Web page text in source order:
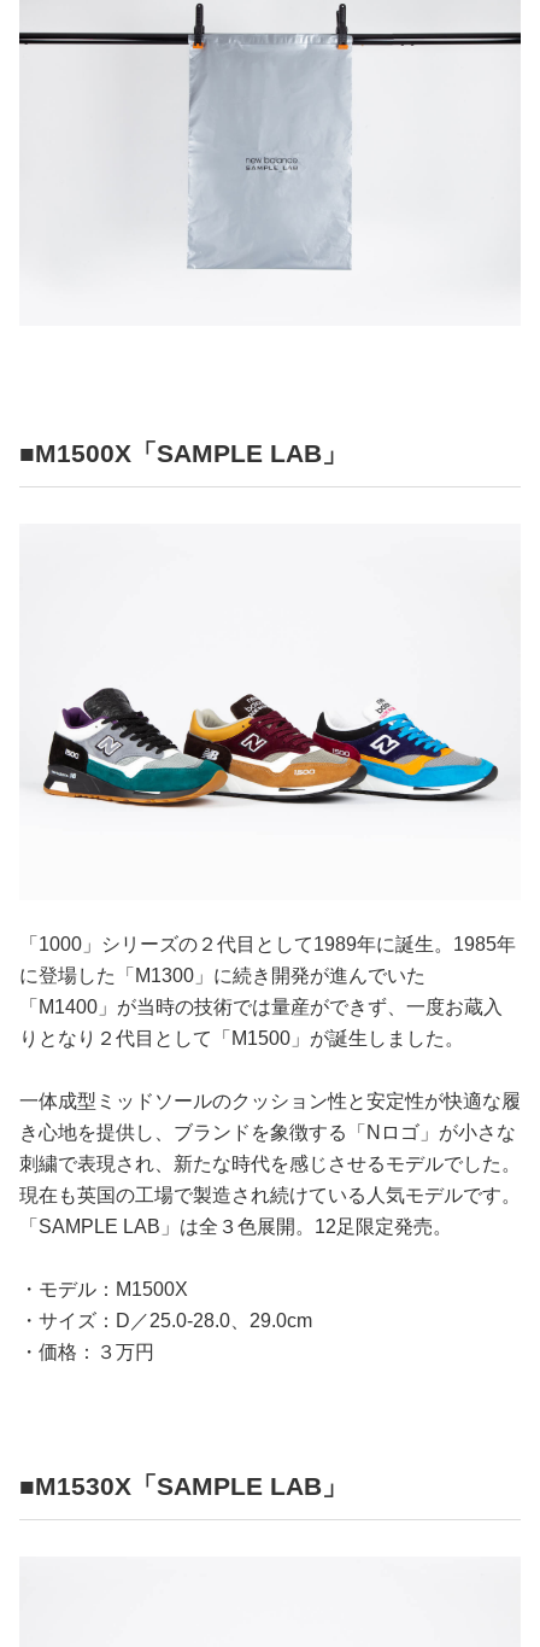
■M1500X「SAMPLE LAB」
「1000」シリーズの２代目として1989年に誕生。1985年
に登場した「M1300」に続き開発が進んでいた
「M1400」が当時の技術では量産ができず、一度お蔵入
りとなり２代目として「M1500」が誕生しました。
一体成型ミッドソールのクッション性と安定性が快適な履
き心地を提供し、ブランドを象徴する「Nロゴ」が小さな
刺繍で表現され、新たな時代を感じさせるモデルでした。
現在も英国の工場で製造され続けている人気モデルです。
「SAMPLE LAB」は全３色展開。12足限定発売。
・モデル：M1500X
・サイズ：D／25.0-28.0、29.0cm
・価格：３万円
■M1530X「SAMPLE LAB」